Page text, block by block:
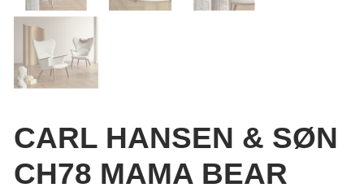
CARL HANSEN & SØN
CH78 MAMA BEAR